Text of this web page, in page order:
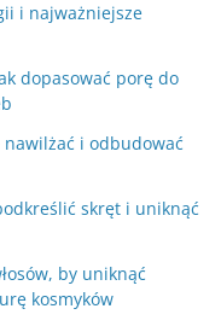
i najważniejsze
dopasować porę do
i odbudować
skręt i uniknąć
by uniknąć
kosmyków